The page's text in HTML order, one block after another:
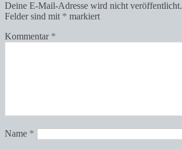
Deine E-Mail-Adresse wird nicht veröffentlicht.
Felder sind mit * markiert
Kommentar *
Name *